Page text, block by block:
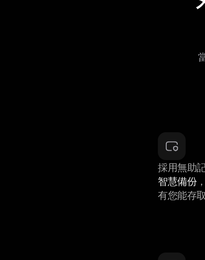
採用無助
智慧備份
有您能存取